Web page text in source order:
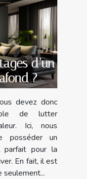
d’un
?
devez donc
de lutter
Ici, nous
posséder un
parfait pour la
En fait, il est
seulement...